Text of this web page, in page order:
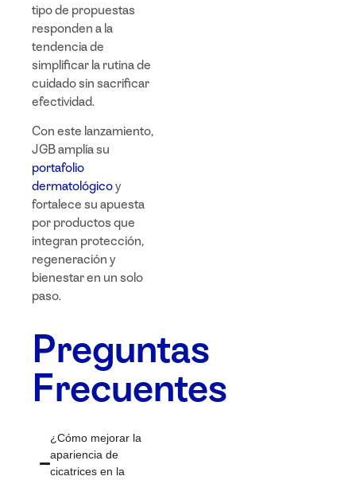
tipo de propuestas
responden a la
tendencia de
simplificar la rutina de
cuidado sin sacrificar
efectividad.
Con este lanzamiento,
JGB amplía su
portafolio
dermatológicoy
fortalece su apuesta
por productos que
integran protección,
regeneración y
bienestar en un solo
paso.
Preguntas
Frecuentes
¿Cómo mejorar la
apariencia de
cicatrices en la